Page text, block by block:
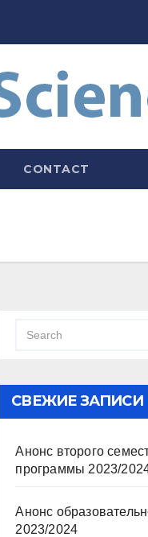
CONTACT
СВЕЖИЕ ЗАПИСИ
Анонс второго
программы 2023/
Анонс
2023/2024